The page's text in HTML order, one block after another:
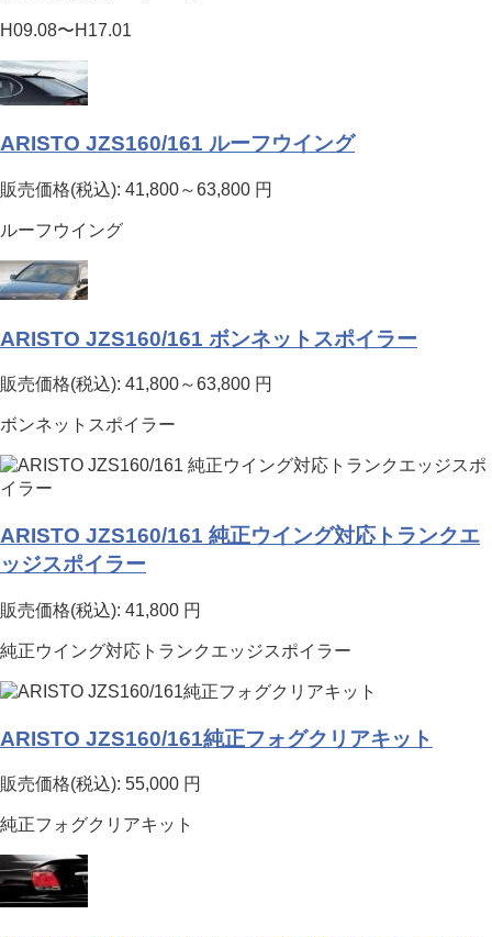
H09.08〜H17.01
ARISTO JZS160/161 ルーフウイング
販売価格(税込): 41,800～63,800 円
ルーフウイング
ARISTO JZS160/161 ボンネットスポイラー
販売価格(税込): 41,800～63,800 円
ボンネットスポイラー
ARISTO JZS160/161 純正ウイング対応トランクエ
ッジスポイラー
販売価格(税込): 41,800 円
純正ウイング対応トランクエッジスポイラー
ARISTO JZS160/161純正フォグクリアキット
販売価格(税込): 55,000 円
純正フォグクリアキット